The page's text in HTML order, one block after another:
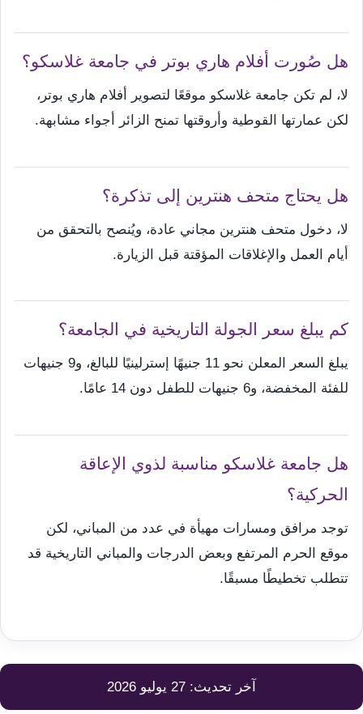
هل صُورت أفلام هاري بوتر في جامعة غلاسكو؟
لا، لم تكن جامعة غلاسكو موقعًا لتصوير أفلام هاري بوتر،
لكن عمارتها القوطية وأروقتها تمنح الزائر أجواء مشابهة.
هل يحتاج متحف هنترين إلى تذكرة؟
لا، دخول متحف هنترين مجاني عادة، ويُنصح بالتحقق من
أيام العمل والإغلاقات المؤقتة قبل الزيارة.
كم يبلغ سعر الجولة التاريخية في الجامعة؟
يبلغ السعر المعلن نحو 11 جنيهًا إسترلينيًا للبالغ، و9 جنيهات
للفئة المخفضة، و6 جنيهات للطفل دون 14 عامًا.
هل جامعة غلاسكو مناسبة لذوي الإعاقة
الحركية؟
توجد مرافق ومسارات مهيأة في عدد من المباني، لكن
موقع الحرم المرتفع وبعض الدرجات والمباني التاريخية قد
تتطلب تخطيطًا مسبقًا.
آخر تحديث: 27 يوليو 2026